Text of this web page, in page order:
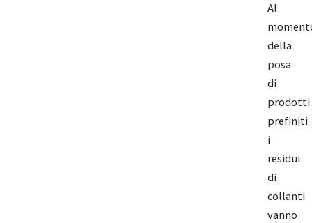
Al
della
posa
di
prodotti
prefiniti
i
residui
di
collanti
vanno